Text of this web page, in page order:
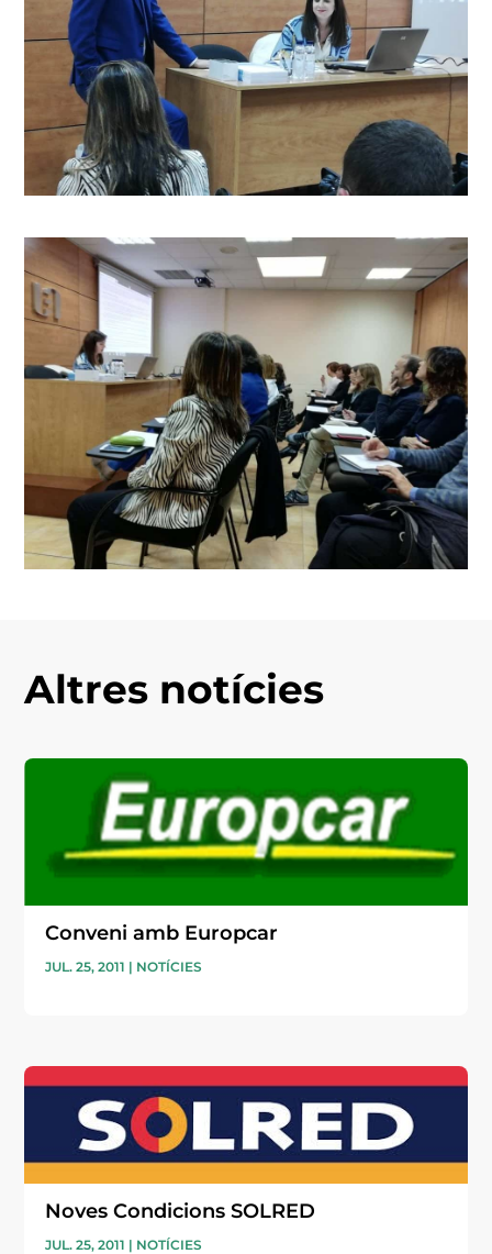
Altres notícies
Conveni amb Europcar
JUL. 25, 2011 | NOTÍCIES
Noves Condicions SOLRED
JUL. 25, 2011 | NOTÍCIES